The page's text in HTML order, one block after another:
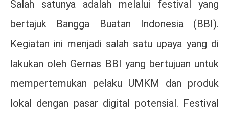
Salah satunya adalah melalui festival yang
bertajuk Bangga Buatan Indonesia (BBI).
Kegiatan ini menjadi salah satu upaya yang di
lakukan oleh Gernas BBI yang bertujuan untuk
mempertemukan pelaku UMKM dan produk
lokal dengan pasar digital potensial. Festival